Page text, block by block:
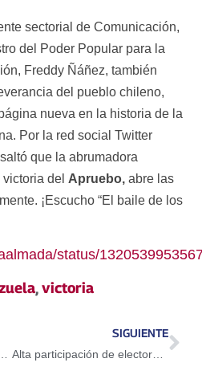
sectorial de Comunicación,
del Poder Popular para la
Freddy Ñáñez, también
del pueblo chileno,
nueva en la historia de la
Por la red social Twitter
saltó que la abrumadora
del Apruebo, abre las
¡Escucho “El baile de los
status/
,victoria
SIGUIENTE
Alta participación de electores del circuito 6 en Simulacro Electoral